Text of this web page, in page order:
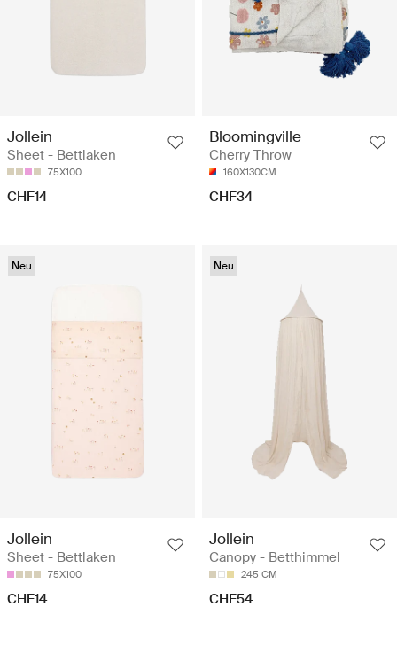
Jollein
Sheet - Bettlaken
75X100
CHF14
Bloomingville
Cherry Throw
160X130CM
CHF34
Neu
Jollein
Sheet - Bettlaken
75X100
CHF14
Neu
Jollein
Canopy - Betthimmel
245 CM
CHF54